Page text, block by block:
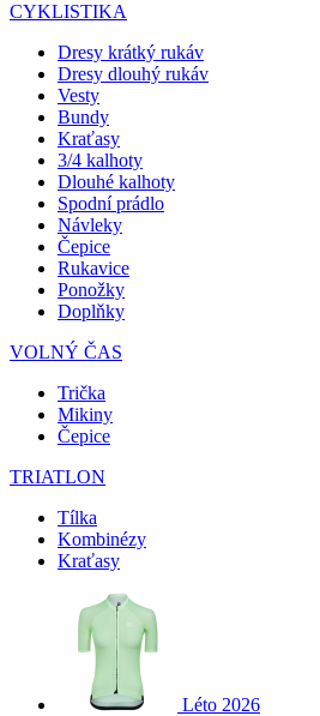
CYKLISTIKA
Dresy krátký rukáv
Dresy dlouhý rukáv
Vesty
Bundy
Kraťasy
3/4 kalhoty
Dlouhé kalhoty
Spodní prádlo
Návleky
Čepice
Rukavice
Ponožky
Doplňky
VOLNÝ ČAS
Trička
Mikiny
Čepice
TRIATLON
Tílka
Kombinézy
Kraťasy
Léto 2026